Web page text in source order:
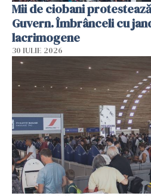
Mii de ciobani protestează
Guvern. Îmbrânceli cu
lacrimogene
30 IULIE 2026